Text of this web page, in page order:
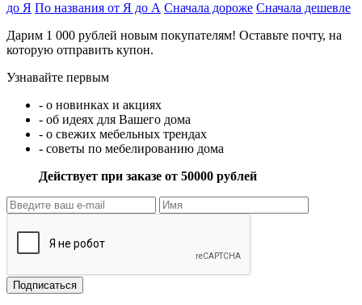
до Я По названия от Я до А Сначала дороже Сначала дешевле
Дарим 1 000 рублей новым покупателям! Оставьте почту, на
которую отправить купон.
Узнавайте первым
- о новинках и акциях
- об идеях для Вашего дома
- о свежих мебельных трендах
- советы по мебелированию дома
Действует при заказе от 50000 рублей
Подписаться